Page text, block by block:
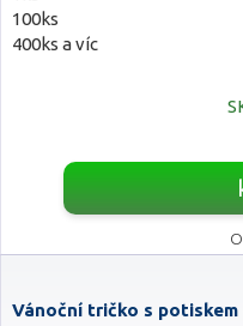
100ks
400ks a víc
Vánoční tričko s potiskem